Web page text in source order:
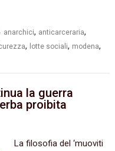
anarchici, anticarceraria,
, lotte sociali, modena,
la guerra
proibita
La filosofia del ‘muoviti